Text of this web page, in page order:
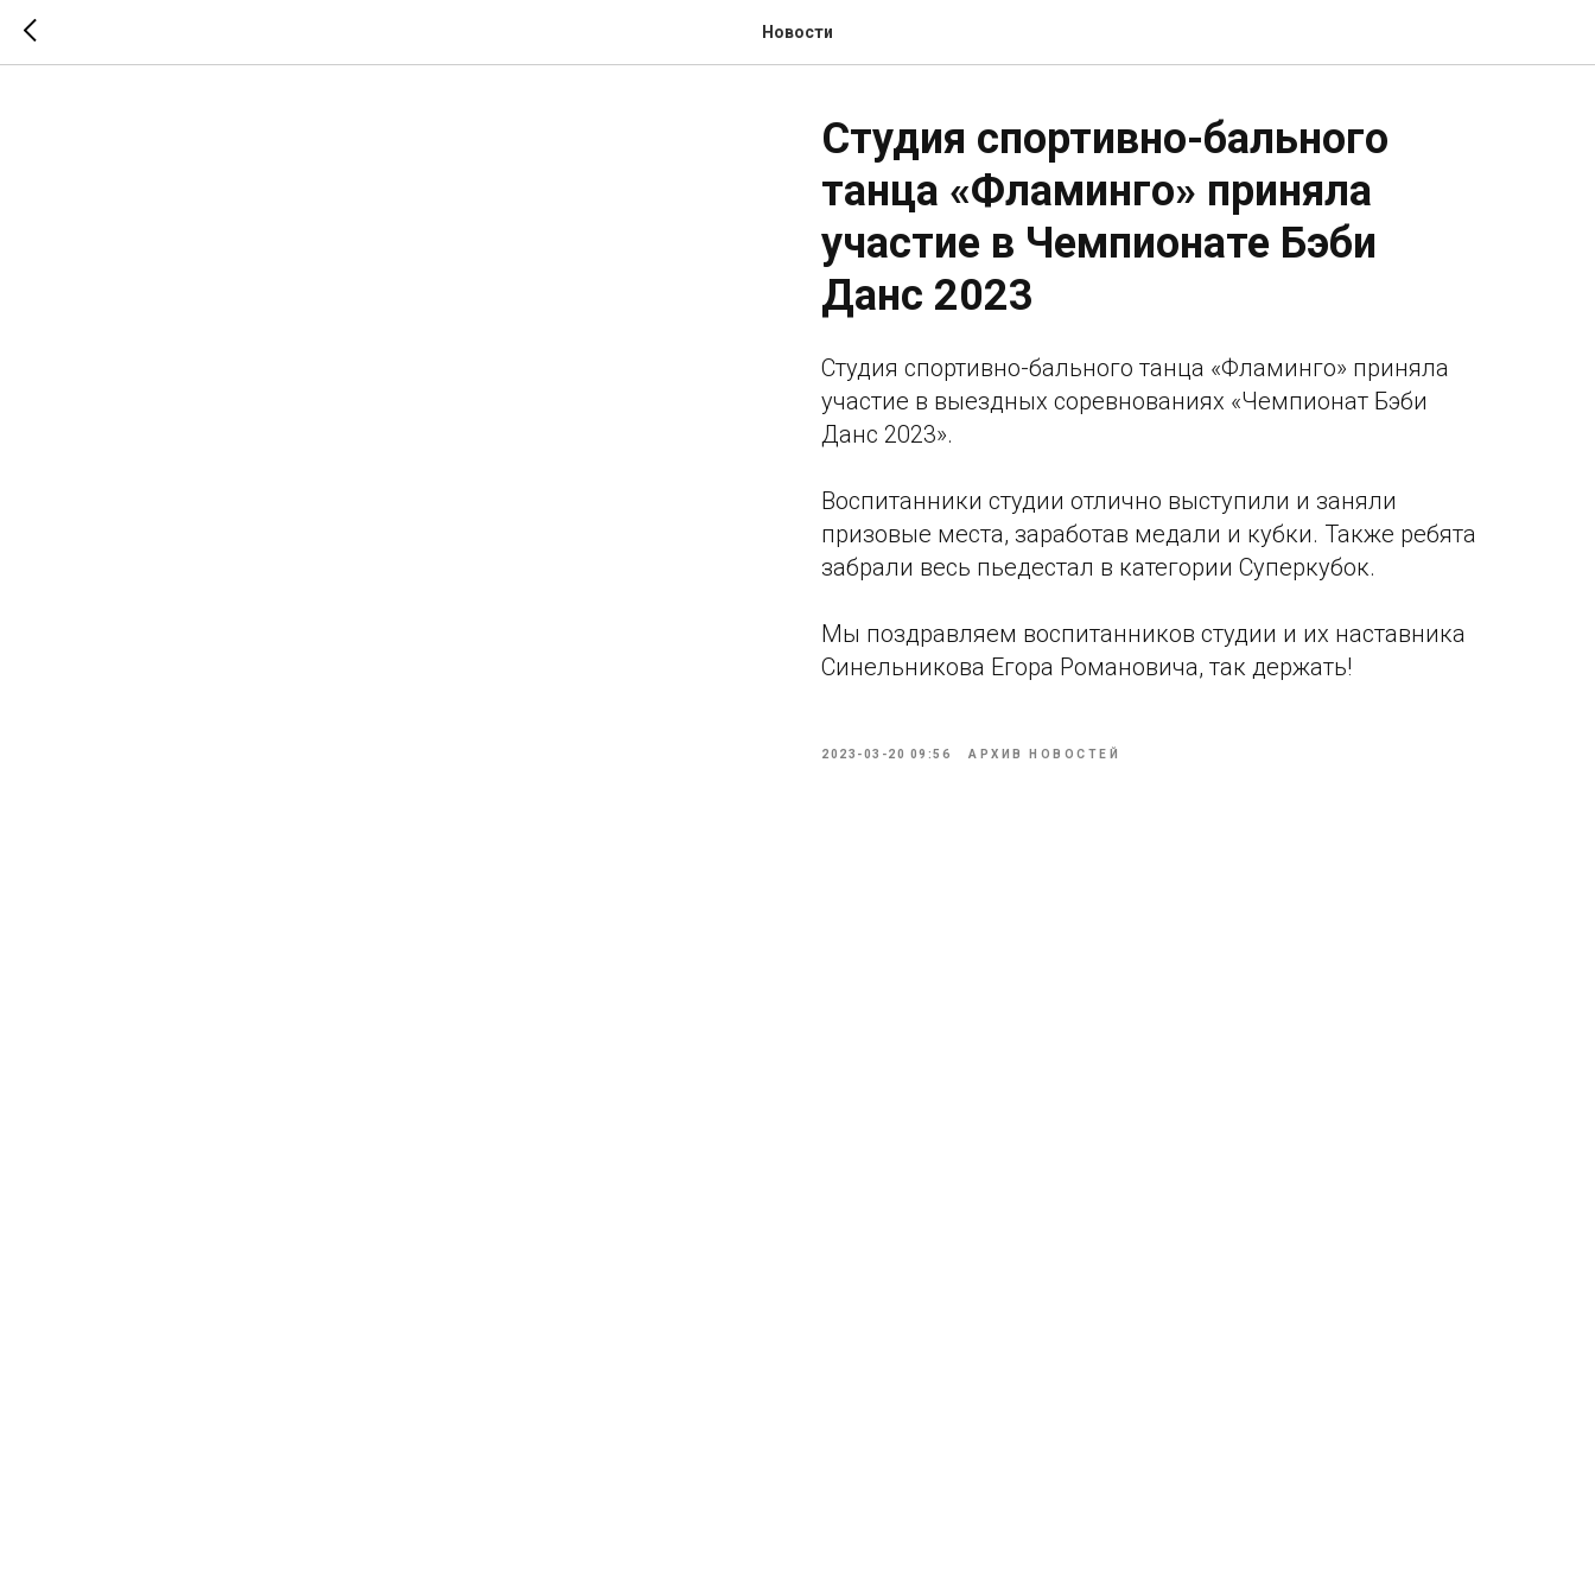
Новости
Студия спортивно-бального
танца «Фламинго» приняла
участие в Чемпионате Бэби
Данс 2023
Студия спортивно-бального танца «Фламинго» приняла
участие в выездных соревнованиях «Чемпионат Бэби
Данс 2023».
Воспитанники студии отлично выступили и заняли
призовые места, заработав медали и кубки. Также ребята
забрали весь пьедестал в категории Суперкубок.
Мы поздравляем воспитанников студии и их наставника
Синельникова Егора Романовича, так держать!
2023-03-20 09:56 АРХИВ НОВОСТЕЙ